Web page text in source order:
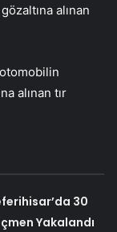
alınan
alınan tır
30
Yakalandı